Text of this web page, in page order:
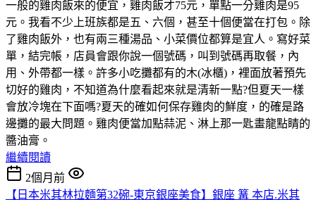
一般的雞肉飯來的便宜，雞肉飯才75元，單點一分雞肉是95
元。我看不少上班族都是五、六個，甚至十個便當在打包。除
了雞肉飯外，也有兩三種湯品、小菜價位都算是宜人。寫好菜
單，結完帳，店員會跟你說一個號碼，叫到號碼再取餐，內
用、外帶都一樣。許多小吃攤都有的木(冰櫃)，裡面放著預先
切好的雞肉，不知道為什麼看起來就是清新一點?但夏天一樣
會放冷塊在下面嗎?夏天的確如何保存雞肉的鮮度，的確是路
邊攤的最大問題。雞肉便當加點蒜泥、淋上那一匙畫龍點睛的
醬油膏。
繼續閱讀
2個月前
【日本米其林拉麵第32碗-東京銀座美食】銀座 篝 本店.米其